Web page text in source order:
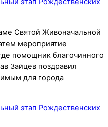
Святой Живоначальной
мероприятие
помощник благочинного
Зайцев поздравил
для города